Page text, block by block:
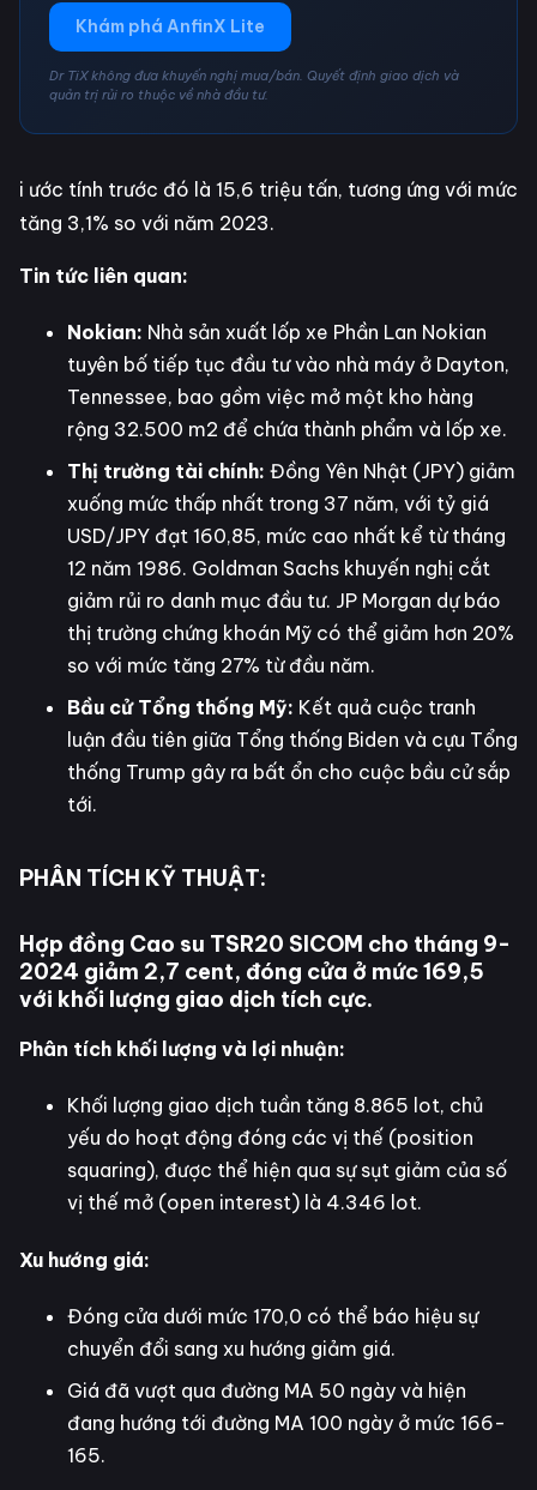
Khám phá AnfinX Lite
Dr TiX không đưa khuyến nghị mua/bán. Quyết định giao dịch và
quản trị rủi ro thuộc về nhà đầu tư.
i ước tính trước đó là 15,6 triệu tấn, tương ứng với mức
tăng 3,1% so với năm 2023.
Tin tức liên quan:
Nokian: Nhà sản xuất lốp xe Phần Lan Nokian
tuyên bố tiếp tục đầu tư vào nhà máy ở Dayton,
Tennessee, bao gồm việc mở một kho hàng
rộng 32.500 m2 để chứa thành phẩm và lốp xe.
Thị trường tài chính: Đồng Yên Nhật (JPY) giảm
xuống mức thấp nhất trong 37 năm, với tỷ giá
USD/JPY đạt 160,85, mức cao nhất kể từ tháng
12 năm 1986. Goldman Sachs khuyến nghị cắt
giảm rủi ro danh mục đầu tư. JP Morgan dự báo
thị trường chứng khoán Mỹ có thể giảm hơn 20%
so với mức tăng 27% từ đầu năm.
Bầu cử Tổng thống Mỹ: Kết quả cuộc tranh
luận đầu tiên giữa Tổng thống Biden và cựu Tổng
thống Trump gây ra bất ổn cho cuộc bầu cử sắp
tới.
PHÂN TÍCH KỸ THUẬT:
Hợp đồng Cao su TSR20 SICOM cho tháng 9-
2024 giảm 2,7 cent, đóng cửa ở mức 169,5
với khối lượng giao dịch tích cực.
Phân tích khối lượng và lợi nhuận:
Khối lượng giao dịch tuần tăng 8.865 lot, chủ
yếu do hoạt động đóng các vị thế (position
squaring), được thể hiện qua sự sụt giảm của số
vị thế mở (open interest) là 4.346 lot.
Xu hướng giá:
Đóng cửa dưới mức 170,0 có thể báo hiệu sự
chuyển đổi sang xu hướng giảm giá.
Giá đã vượt qua đường MA 50 ngày và hiện
đang hướng tới đường MA 100 ngày ở mức 166-
165.